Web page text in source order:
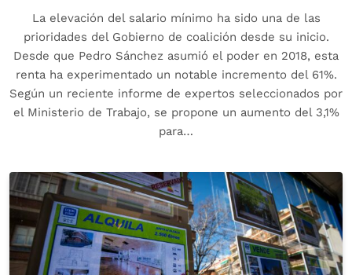
La elevación del salario mínimo ha sido una de las
prioridades del Gobierno de coalición desde su inicio.
Desde que Pedro Sánchez asumió el poder en 2018, esta
renta ha experimentado un notable incremento del 61%.
Según un reciente informe de expertos seleccionados por
el Ministerio de Trabajo, se propone un aumento del 3,1%
para…